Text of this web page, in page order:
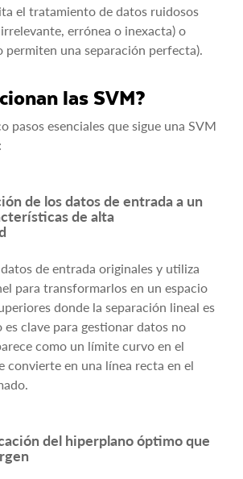
el tratamiento de datos ruidosos
errónea o inexacta) o
permiten una separación perfecta).
las SVM?
pasos esenciales que sigue una SVM
de los datos de entrada a un
de alta
de entrada originales y utiliza
para transformarlos en un espacio
donde la separación lineal es
es clave para gestionar datos no
como un límite curvo en el
convierte en una línea recta en el
del hiperplano óptimo que